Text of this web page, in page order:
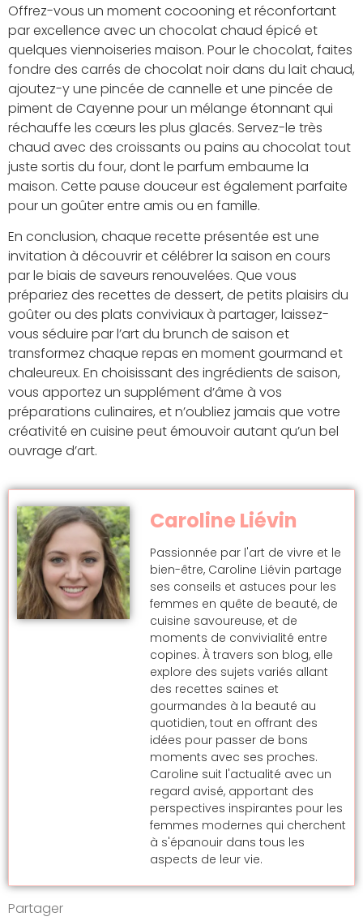
Offrez-vous un moment cocooning et réconfortant
par excellence avec un chocolat chaud épicé et
quelques viennoiseries maison. Pour le chocolat, faites
fondre des carrés de chocolat noir dans du lait chaud,
ajoutez-y une pincée de cannelle et une pincée de
piment de Cayenne pour un mélange étonnant qui
réchauffe les cœurs les plus glacés. Servez-le très
chaud avec des croissants ou pains au chocolat tout
juste sortis du four, dont le parfum embaume la
maison. Cette pause douceur est également parfaite
pour un goûter entre amis ou en famille.
En conclusion, chaque recette présentée est une
invitation à découvrir et célébrer la saison en cours
par le biais de saveurs renouvelées. Que vous
prépariez des recettes de dessert, de petits plaisirs du
goûter ou des plats conviviaux à partager, laissez-
vous séduire par l’art du brunch de saison et
transformez chaque repas en moment gourmand et
chaleureux. En choisissant des ingrédients de saison,
vous apportez un supplément d’âme à vos
préparations culinaires, et n’oubliez jamais que votre
créativité en cuisine peut émouvoir autant qu’un bel
ouvrage d’art.
Caroline Liévin
Passionnée par l'art de vivre et le
bien-être, Caroline Liévin partage
ses conseils et astuces pour les
femmes en quête de beauté, de
cuisine savoureuse, et de
moments de convivialité entre
copines. À travers son blog, elle
explore des sujets variés allant
des recettes saines et
gourmandes à la beauté au
quotidien, tout en offrant des
idées pour passer de bons
moments avec ses proches.
Caroline suit l'actualité avec un
regard avisé, apportant des
perspectives inspirantes pour les
femmes modernes qui cherchent
à s'épanouir dans tous les
aspects de leur vie.
Partager